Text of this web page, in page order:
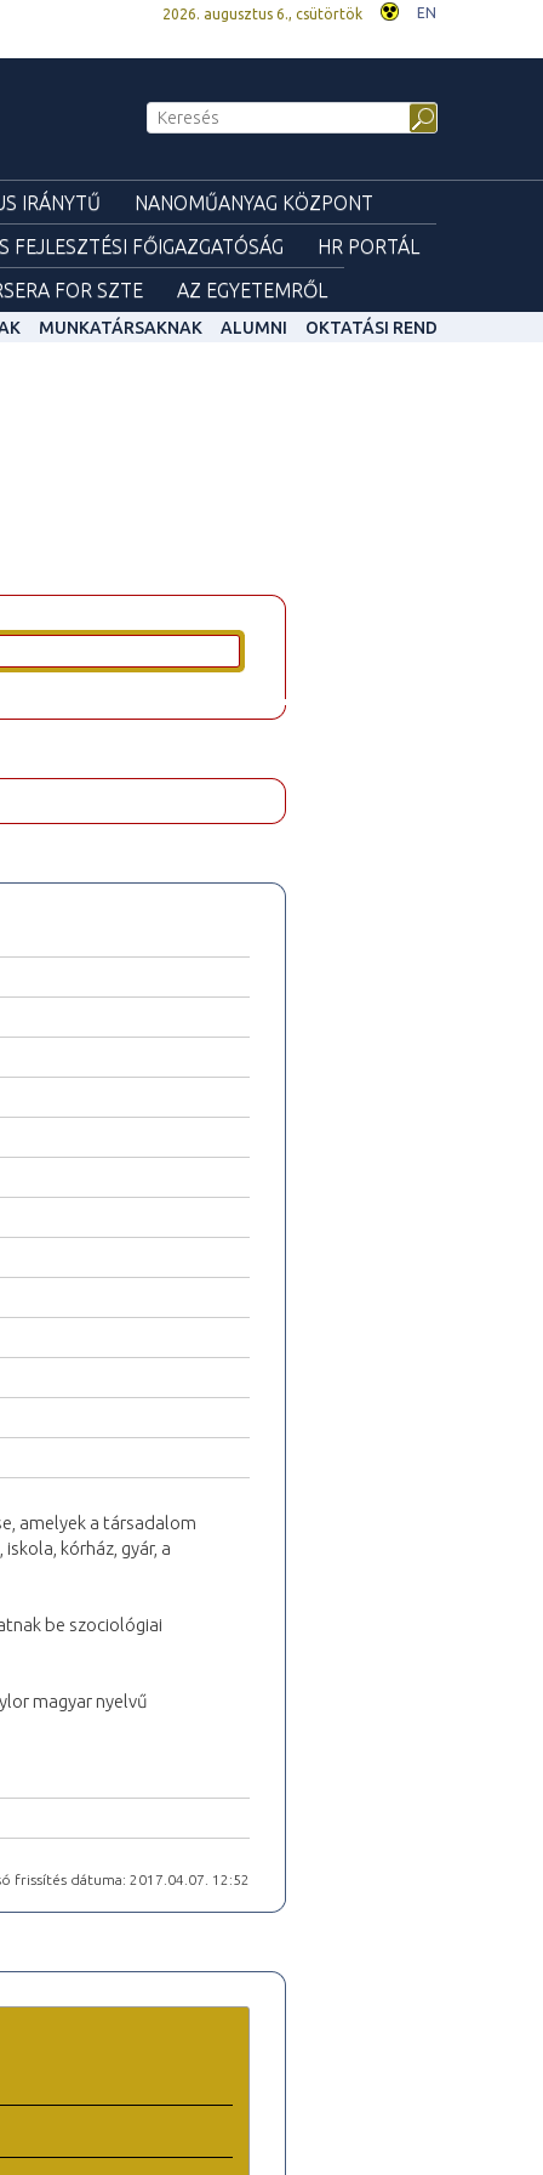
2026. augusztus 6., csütörtök EN
IRÁNYTŰ
NANOMŰANYAG KÖZPONT
FEJLESZTÉSI FŐIGAZGATÓSÁG
HR PORTÁL
FOR SZTE AZ EGYETEMRŐL
MUNKATÁRSAKNAK ALUMNI OKTATÁSI REND
amelyek a társadalom
kórház, gyár, a
be szociológiai
magyar nyelvű
frissítés dátuma: 2017.04.07. 12:52